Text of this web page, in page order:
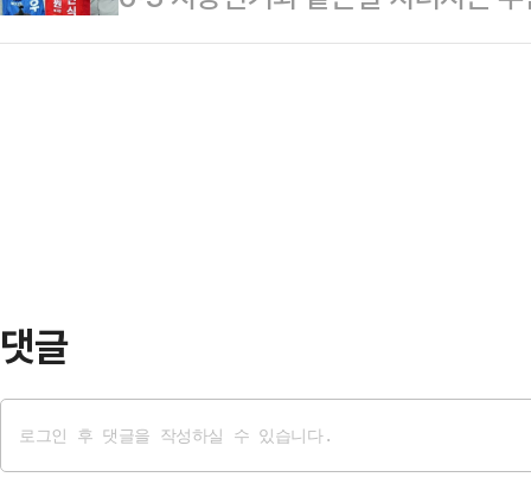
통해 여러 장기에 …
상황에서 노조 측이 정부의 긴급조
더불어민주당 후보와 한동훈 무소
댓글